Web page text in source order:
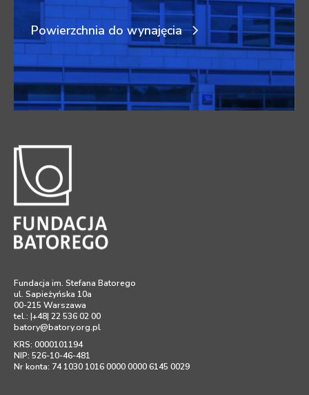
Fundacja im. Stefana Batorego
ul. Sapieżyńska 10a
00-215 Warszawa
tel.: |+48| 22 536 02 00
batory@batory.org.pl
KRS: 0000101194
NIP: 526-10-46-481
Nr konta: 74 1030 1016 0000 0000 6145 0029
Powierzchnia do wynajęcia